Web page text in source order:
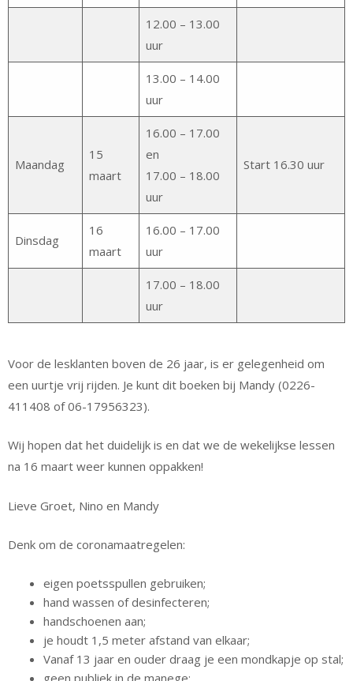
12.00 – 13.00
uur
13.00 – 14.00
uur
Maandag
15
maart
16.00 – 17.00
en
17.00 – 18.00
uur
Start 16.30 uur
Dinsdag
16
maart
16.00 – 17.00
uur
17.00 – 18.00
uur
Voor de lesklanten boven de 26 jaar, is er gelegenheid om
een uurtje vrij rijden. Je kunt dit boeken bij Mandy (0226-
411408 of 06-17956323).
Wij hopen dat het duidelijk is en dat we de wekelijkse lessen
na 16 maart weer kunnen oppakken!
Lieve Groet, Nino en Mandy
Denk om de coronamaatregelen:
eigen poetsspullen gebruiken;
hand wassen of desinfecteren;
handschoenen aan;
je houdt 1,5 meter afstand van elkaar;
Vanaf 13 jaar en ouder draag je een mondkapje op stal;
geen publiek in de manege;